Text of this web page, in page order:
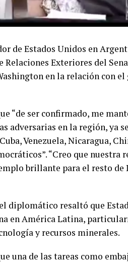
de Estados Unidos en
Exteriores del
en la relación con el
“de ser confirmado, me
adversarias en la región, ya
Venezuela, Nicaragua,
“Creo que nuestra
brillante para el resto de
diplomático resaltó que
en América Latina,
y recursos minerales.
una de las tareas como